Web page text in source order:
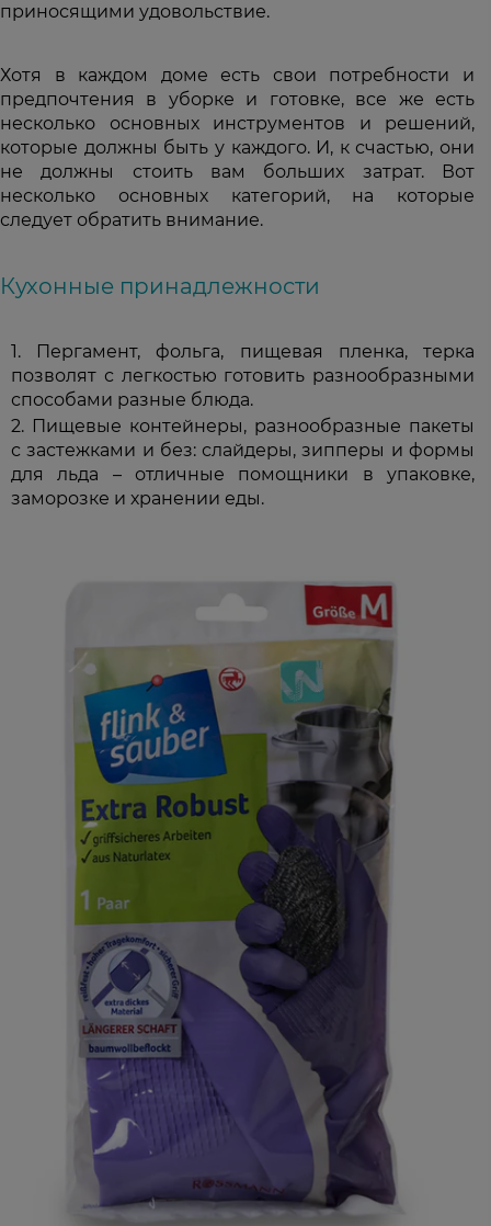
приносящими удовольствие.
Хотя в каждом доме есть свои потребности и
предпочтения в уборке и готовке, все же есть
несколько основных инструментов и решений,
которые должны быть у каждого. И, к счастью, они
не должны стоить вам больших затрат. Вот
несколько основных категорий, на которые
следует обратить внимание.
Кухонные принадлежности
Пергамент, фольга, пищевая пленка, терка
позволят с легкостью готовить разнообразными
способами разные блюда.
Пищевые контейнеры, разнообразные пакеты
с застежками и без: слайдеры, зипперы и формы
для льда – отличные помощники в упаковке,
заморозке и хранении еды.